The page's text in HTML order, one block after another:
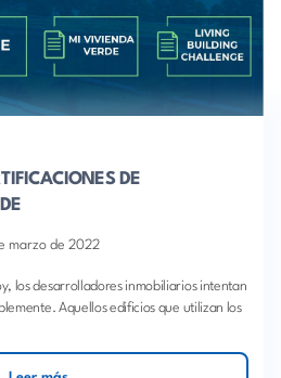
DE
marzo de 2022
los desarrolladores inmobiliarios intentan
Aquellos edificios que utilizan los